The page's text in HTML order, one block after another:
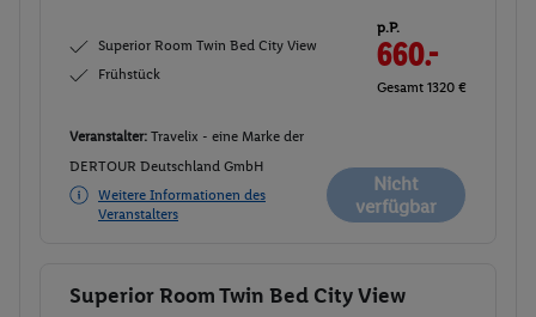
Superior Room Twin Bed City View
Frühstück
p.P.
660.-
Gesamt 1320 €
Veranstalter: Travelix - eine Marke der
DERTOUR Deutschland GmbH
Weitere Informationen des
Veranstalters
Nicht
verfügbar
Buchen
Superior Room Twin Bed City View